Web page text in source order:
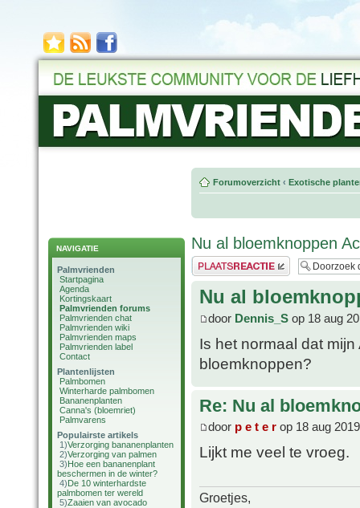
NAVIGATIE
Palmvrienden
Startpagina
Agenda
Kortingskaart
Palmvrienden forums
Palmvrienden chat
Palmvrienden wiki
Palmvrienden maps
Palmvrienden label
Contact
Plantenlijsten
Palmbomen
Winterharde palmbomen
Bananenplanten
Canna's (bloemriet)
Palmvarens
Populairste artikels
1)Verzorging bananenplanten
2)Verzorging van palmen
3)Hoe een bananenplant
beschermen in de winter?
4)De 10 winterhardste
palmbomen ter wereld
5)Zaaien van avocado
Forumoverzicht ‹ Exotische
Nu al bloemknoppen
Plaats een reactie
Nu al
door Dennis_S op 18 aug
Is het normaal dat
bloemknoppen?
Re: Nu al
door p e t e r op 18 aug
Lijkt me veel te vroeg.
Groetjes,